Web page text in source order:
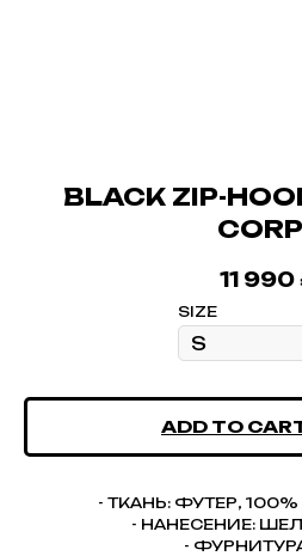
BLACK ZIP-
11 990
SIZE
ADD TO
- ТКАНЬ: ФУТЕР,
- НАНЕСЕНИЕ:
-